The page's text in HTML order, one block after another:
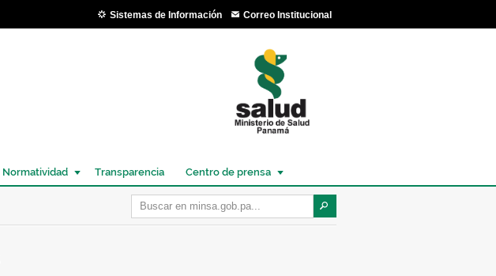
Sistemas de Información Correo Institucional
Normatividad Transparencia Centro de prensa